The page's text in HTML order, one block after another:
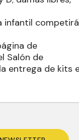
infantil competirá
de
Salón de
entrega de kits